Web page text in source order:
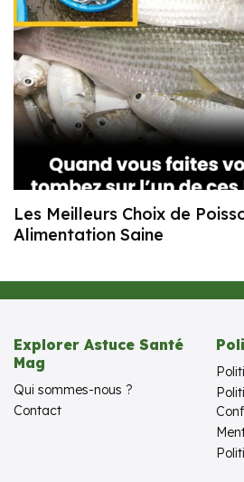
Les Meilleurs Choix de
Alimentation Saine
Explorer Astuce Santé
Mag
Qui sommes-nous ?
Contact